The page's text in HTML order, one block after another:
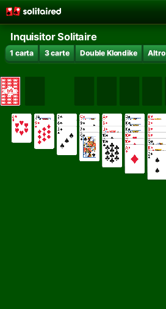
Inquisitor Solitaire
1 carta 3 carte Double Klondike Altro